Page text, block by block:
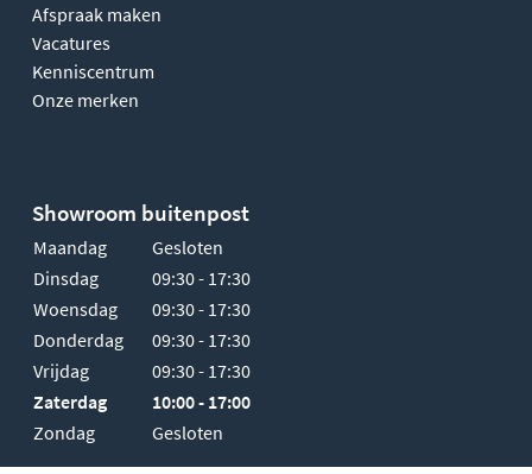
Afspraak maken
Vacatures
Kenniscentrum
Onze merken
Showroom buitenpost
Maandag
Gesloten
Dinsdag
09:30 - 17:30
Woensdag
09:30 - 17:30
Donderdag
09:30 - 17:30
Vrijdag
09:30 - 17:30
Zaterdag
10:00 - 17:00
Zondag
Gesloten